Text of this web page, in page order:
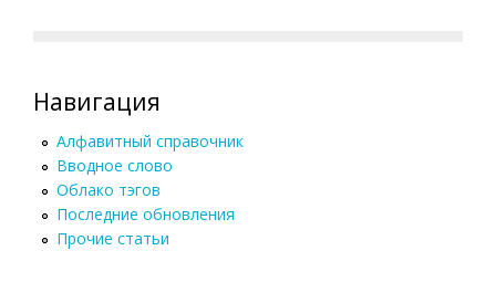
Навигация
Алфавитный справочник
Вводное слово
Облако тэгов
Последние обновления
Прочие статьи